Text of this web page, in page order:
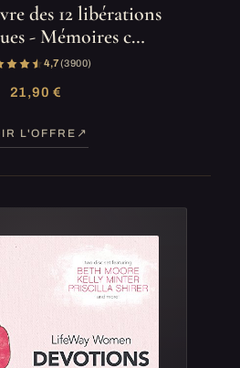
des 12 libérations
- Mémoires c…
4,7(3 900)
21,90 €
L'OFFRE